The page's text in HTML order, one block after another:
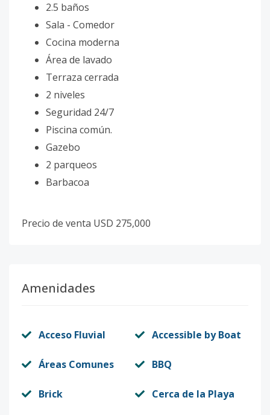
2.5 baños
Sala - Comedor
Cocina moderna
Área de lavado
Terraza cerrada
2 niveles
Seguridad 24/7
Piscina común.
Gazebo
2 parqueos
Barbacoa
Precio de venta USD 275,000
Amenidades
Acceso Fluvial Accessible by Boat
Áreas Comunes BBQ
Brick Cerca de la Playa